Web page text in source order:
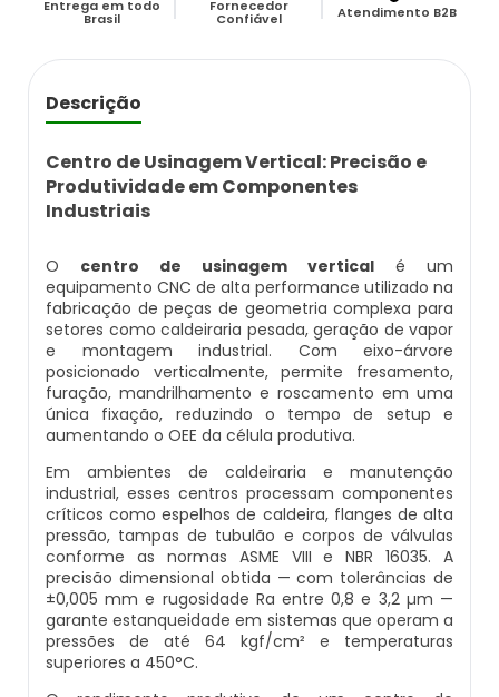
Caldeira Flamotubular Venda
Caldeira Flamotubular Vertical
Caldeira Fogotubular
Caldeira Fogotubular Horizontal
Caldeira Horizontal
Caldeira Industrial
Caldeira Industrial A Gás
Caldeira Industrial A Lenha
Caldeira Industrial Preço
Caldeira Vertical
Caldeiraria De Fabricação E Montagem
Industrial
Empresas Que Inspecionam Caldeiras
Inspeção De Caldeiras A Vapor
Inspeção De Caldeiras E Vasos De Pressão
Inspeção De Caldeiras Flamotubulares
Inspeção De Caldeiras Preço
Inspeção De Caldeiras Profissional
Inspeção De Integridade De Caldeiras
Inspeção De Integridade Em Caldeiras
Inspeção De Segurança Caldeira
Inspeção De Segurança De Caldeiras
Empresa Que Fazem Montagem De
Caldeiras
Empresas De Caldeiraria
Empresas De Caldeiraria E Montagem
Industrial
Empresas De Montagem De Caldeiras
Manutenção De Caldeiras
Manutenção De Caldeiras A Gásoleo
Manutenção De Caldeiras A Lenha
Manutenção De Caldeiras A Vapor
Manutenção De Caldeiras E Aquecedores
Caldeira A Vapor Industrial A Venda
Caldeira A Vapor Para Cozinha Industrial
Caldeira A Vapor Para Sauna
Caldeira A Vapor Pequena
Caldeira A Vapor Vertical
Caldeira De Vapor
Caldeira De Vapor A Gás
Caldeira De Vapor A Venda
Caldeira De Vapor Eletrica
Caldeira Em Vapor
Caldeira Geradora De Vapor A Lenha
Caldeira A Gás Natural Preço
Caldeira A Gás Preço
Caldeira A Gás Roca
Caldeira A Gás Usada
Caldeira De Aquecimento A Gás
Caldeira De Aquecimento Central A Gás
Caldeira Mural A Gás
Caldeira Mural A Gás Preço
Caldeira Mural A Gás Roca
Comprar Caldeira A Gás
Cotação De Caldeira A Gás
Entrega em todo
Brasil
Fornecedor
Confiável Atendimento B2B
Descrição
Centro de Usinagem Vertical: Precisão e
Produtividade em Componentes
Industriais
O centro de usinagem vertical é um
equipamento CNC de alta performance utilizado na
fabricação de peças de geometria complexa para
setores como caldeiraria pesada, geração de vapor
e montagem industrial. Com eixo-árvore
posicionado verticalmente, permite fresamento,
furação, mandrilhamento e roscamento em uma
única fixação, reduzindo o tempo de setup e
aumentando o OEE da célula produtiva.
Em ambientes de caldeiraria e manutenção
industrial, esses centros processam componentes
críticos como espelhos de caldeira, flanges de alta
pressão, tampas de tubulão e corpos de válvulas
conforme as normas ASME VIII e NBR 16035. A
precisão dimensional obtida — com tolerâncias de
±0,005 mm e rugosidade Ra entre 0,8 e 3,2 µm —
garante estanqueidade em sistemas que operam a
pressões de até 64 kgf/cm² e temperaturas
superiores a 450°C.